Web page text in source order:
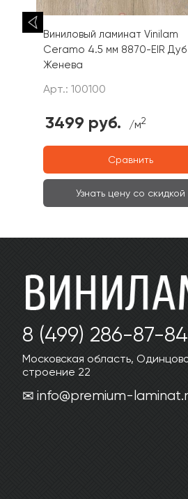
Виниловый ламинат Vinilam
Ceramo 4.5 мм 8870-EIR Дуб
Женева
Арт.: 100100
3499 руб. /м2
Сравнить
Узнать цену со скидкой
8 (499) 286-87-84
Московская область,
строение 22
info@premium-